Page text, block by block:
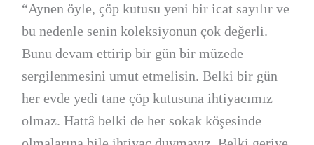
“Aynen öyle, çöp kutusu yeni bir icat sayılır ve
bu nedenle senin koleksiyonun çok değerli.
Bunu devam ettirip bir gün bir müzede
sergilenmesini umut etmelisin. Belki bir gün
her evde yedi tane çöp kutusuna ihtiyacımız
olmaz. Hattâ belki de her sokak köşesinde